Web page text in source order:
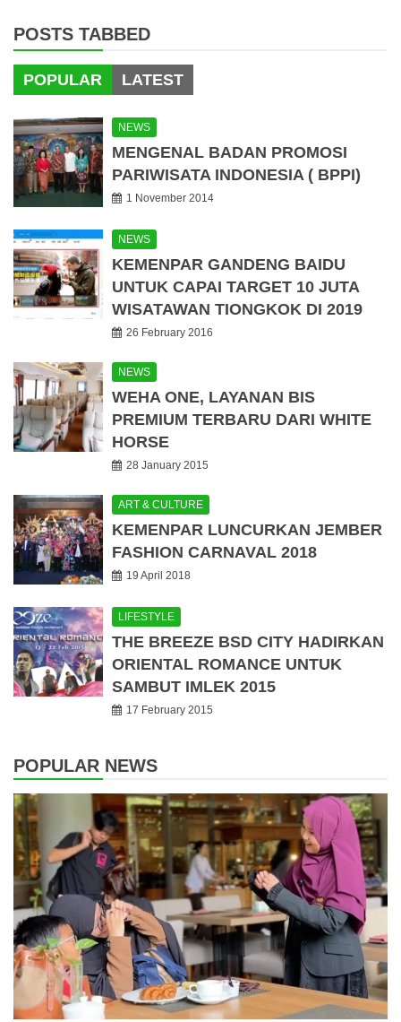
POSTS TABBED
POPULAR LATEST
NEWS
MENGENAL BADAN PROMOSI
PARIWISATA INDONESIA ( BPPI)
1 November 2014
NEWS
KEMENPAR GANDENG BAIDU
UNTUK CAPAI TARGET 10 JUTA
WISATAWAN TIONGKOK DI 2019
26 February 2016
NEWS
WEHA ONE, LAYANAN BIS
PREMIUM TERBARU DARI WHITE
HORSE
28 January 2015
ART & CULTURE
KEMENPAR LUNCURKAN JEMBER
FASHION CARNAVAL 2018
19 April 2018
LIFESTYLE
THE BREEZE BSD CITY HADIRKAN
ORIENTAL ROMANCE UNTUK
SAMBUT IMLEK 2015
17 February 2015
POPULAR NEWS